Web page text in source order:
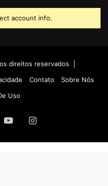
account info.
direitos reservados |
Contato
Sobre Nós
Uso
YouTubeInstagram